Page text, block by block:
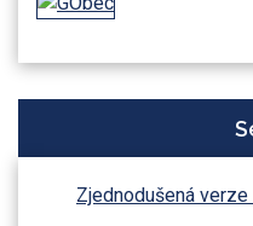
Zjednodušená